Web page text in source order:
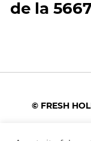
de la
© FRESH
Colonel